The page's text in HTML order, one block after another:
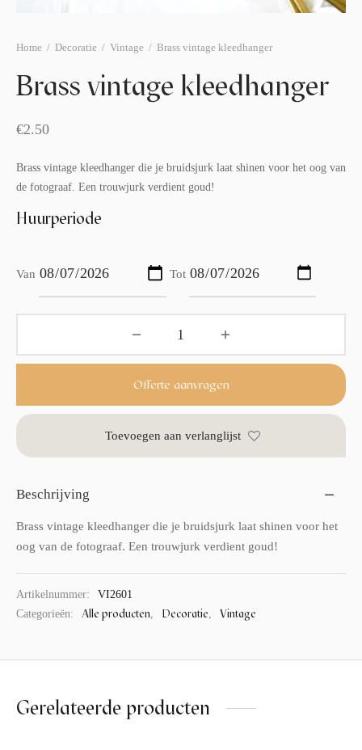
Home / Decoratie / Vintage / Brass vintage kleedhanger
Brass vintage kleedhanger
€2.50
Brass vintage kleedhanger die je bruidsjurk laat shinen voor het oog van
de fotograaf. Een trouwjurk verdient goud!
Huurperiode
Van Tot
Offerte aanvragen
Toevoegen aan verlanglijst
Beschrijving
Brass vintage kleedhanger die je bruidsjurk laat shinen voor het
oog van de fotograaf. Een trouwjurk verdient goud!
Artikelnummer:
VI2601
Categorieën:
Alle producten, Decoratie, Vintage
Gerelateerde producten
& sweettable